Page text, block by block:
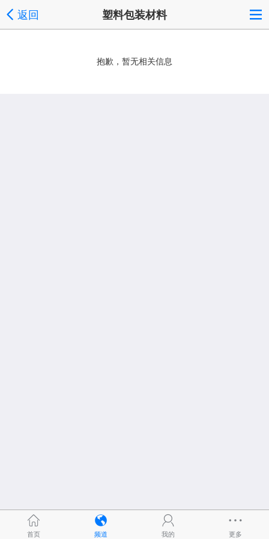
返回 塑料包装材料
抱歉，暂无相关信息
首页 频道 我的 更多